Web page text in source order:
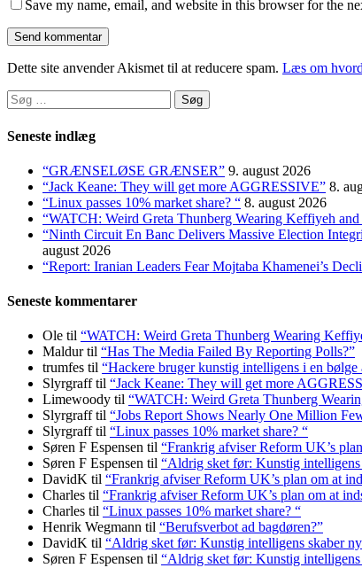
Save my name, email, and website in this browser for the
Dette site anvender Akismet til at reducere spam. Læs om
Søg
efter:
Seneste indlæg
“GRÆNSELØSE GRÆNSER” 9. august 2026
“Jack Keane: They will get more AGGRESSIVE” 8.
“Linux passes 10% market share? “ 8. august 2026
“WATCH: Weird Greta Thunberg Wearing Keffiyeh
“Ninth Circuit En Banc Delivers Massive Election
august 2026
“Report: Iranian Leaders Fear Mojtaba Khamenei’s
Seneste kommentarer
Ole til “WATCH: Weird Greta Thunberg Wearing
Maldurtil “Has The Media Failed By Reporting Polls?”
trumfes til “Hackere bruger kunstig intelligens i en
Slyrgrafftil “Jack Keane: They will get more
Limewoody til “WATCH: Weird Greta Thunberg
Slyrgrafftil “Jobs Report Shows Nearly One Million
Slyrgrafftil “Linux passes 10% market share? “
Søren F Espensen til “Frankrig afviser Reform UK’s
Søren F Espensen til “Aldrig sket før: Kunstig intelligens
DavidK til “Frankrig afviser Reform UK’s plan om at
Charles til “Frankrig afviser Reform UK’s plan om at
Charles til “Linux passes 10% market share? “
Henrik Wegmann til “Berufsverbot ad bagdøren?”
DavidK til “Aldrig sket før: Kunstig intelligens skaber
Søren F Espensen til “Aldrig sket før: Kunstig intelligens